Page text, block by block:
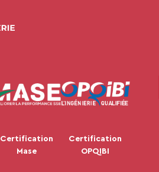
Certification
Mase
Certification
OPQIBI